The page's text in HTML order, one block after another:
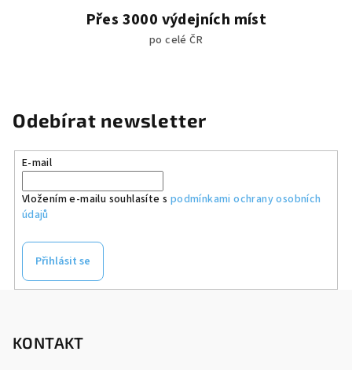
Přes 3000 výdejních míst
po celé ČR
Odebírat newsletter
E-mail
Vložením e-mailu souhlasíte s podmínkami ochrany osobních
údajů
Přihlásit se
KONTAKT